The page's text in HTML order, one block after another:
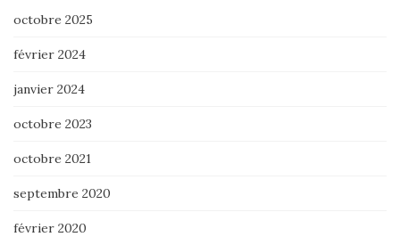
octobre 2025
février 2024
janvier 2024
octobre 2023
octobre 2021
septembre 2020
février 2020